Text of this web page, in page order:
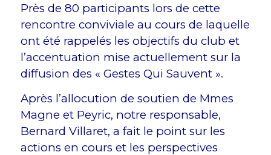
Près de 80 participants lors de cette
rencontre conviviale au cours de laquelle
ont été rappelés les objectifs du club et
l’accentuation mise actuellement sur la
diffusion des « Gestes Qui Sauvent ».
Après l’allocution de soutien de Mmes
Magne et Peyric, notre responsable,
Bernard Villaret, a fait le point sur les
actions en cours et les perspectives